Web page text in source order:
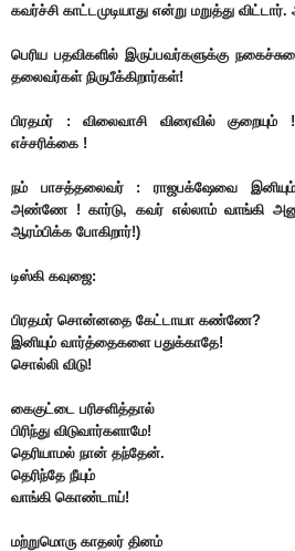
கவர்ச்சி காட்டமுடியாது என்று மறுத்து
பெரிய பதவிகளில் இருப்பவர்களுக்கு
தலைவர்கள் நிருபீக்கிறார்கள்!
பிரதமர் : விலைவாசி விரைவில் குறையும்
எச்சரிக்கை !
நம் பாசத்தலைவர் : ராஜபக்‌ஷேவை
அண்ணே ! கார்டு, கவர் எல்லாம் வாங்கி
ஆரம்பிக்க போகிறார்!)
டிஸ்கி கவுஜை:
பிரதமர் சொன்னதை கேட்டாயா கண்ணே?
இனியும் வார்த்தைகளை பதுக்காதே!
சொல்லி விடு!
கைகுட்டை பரிசளித்தால்
பிரிந்து விடுவார்களாமே!
தெரியாமல் நான் தந்தேன்.
தெரிந்தே நீயும்
வாங்கி கொண்டாய்!
மற்றுமொரு காதலர் தினம்